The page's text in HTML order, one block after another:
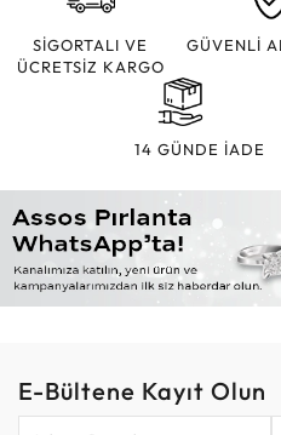
SİGORTALI VE
ÜCRETSİZ KARGO
GÜVENLİ
14 GÜNDE İADE
E-Bültene Kayıt Olun